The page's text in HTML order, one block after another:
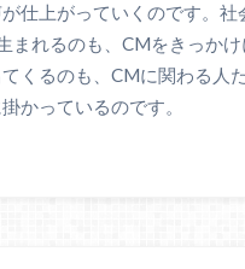
仕上がっていくのです。社
まれるのも、CMをきっか
くるのも、CMに関わる人
かっているのです。